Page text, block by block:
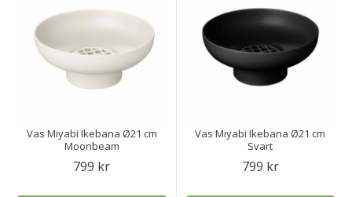
Vas Miyabi Ikebana Ø21 cm
Moonbeam
799 kr
Vas Miyabi Ikebana Ø21 cm
Svart
799 kr